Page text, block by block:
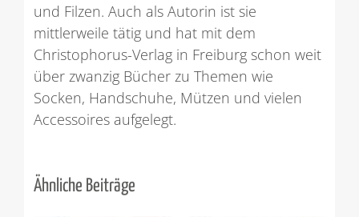
und Filzen. Auch als Autorin ist sie
mittlerweile tätig und hat mit dem
Christophorus-Verlag in Freiburg schon weit
über zwanzig Bücher zu Themen wie
Socken, Handschuhe, Mützen und vielen
Accessoires aufgelegt.
Ähnliche Beiträge